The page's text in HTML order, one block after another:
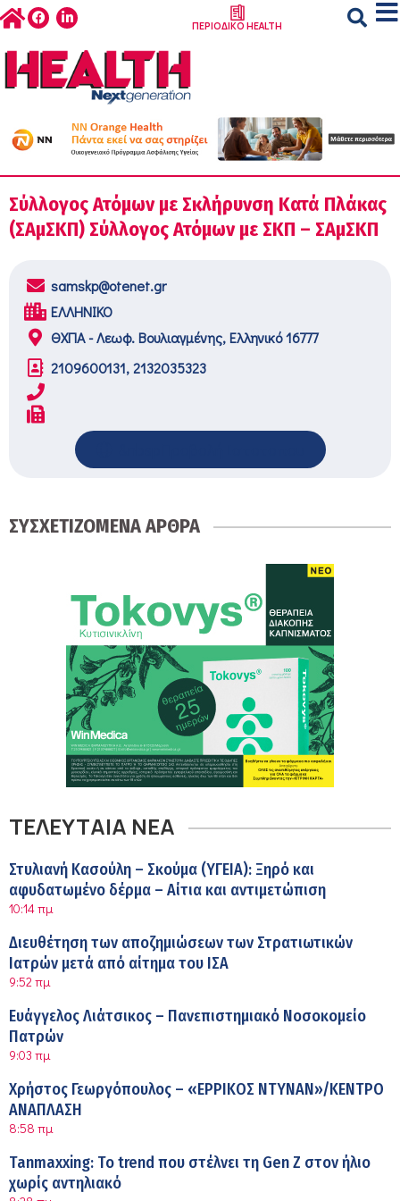
ΠΕΡΙΟΔΙΚΟ HEALTH
Σύλλογος Ατόμων με Σκλήρυνση Κατά Πλάκας
(ΣΑμΣΚΠ) Σύλλογος Ατόµων με ΣΚΠ – ΣΑμΣΚΠ
samskp@otenet.gr
ΕΛΛΗΝΙΚΟ
ΘΧΠΑ - Λεωφ. Βουλιαγµένης, Ελληνικό 16777
2109600131, 2132035323
ΣΥΣΧΕΤΙΖΟΜΕΝΑ ΑΡΘΡΑ
ΤΕΛΕΥΤΑΙΑ ΝΕΑ
Στυλιανή Κασούλη – Σκούμα (ΥΓΕΙΑ): Ξηρό και
αφυδατωμένο δέρμα – Αίτια και αντιμετώπιση
10:14 πμ
Διευθέτηση των αποζημιώσεων των Στρατιωτικών
Ιατρών μετά από αίτημα του ΙΣΑ
9:52 πμ
Ευάγγελος Λιάτσικος – Πανεπιστημιακό Νοσοκομείο
Πατρών
9:03 πμ
Χρήστος Γεωργόπουλος – «ΕΡΡΙΚΟΣ ΝΤΥΝΑΝ»/ΚΕΝΤΡΟ
ΑΝΑΠΛΑΣΗ
8:58 πμ
Tanmaxxing: To trend που στέλνει τη Gen Z στον ήλιο
χωρίς αντηλιακό